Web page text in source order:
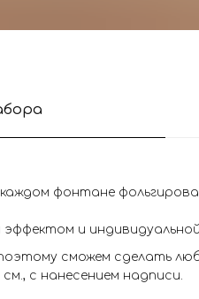
фонтане
и
сможем сделать
с нанесением надписи.